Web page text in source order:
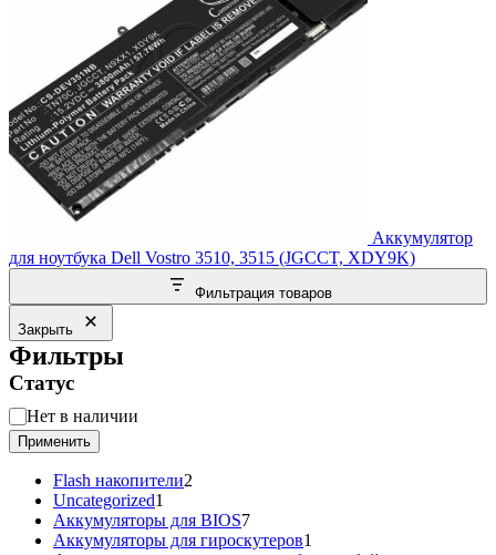
Аккумулятор
для ноутбука Dell Vostro 3510, 3515 (JGCCT, XDY9K)
Фильтрация товаров
Закрыть
Фильтры
Статус
Статус
Нет в наличии
Применить
Flash накопители2
Uncategorized1
товар
Аккумуляторы для BIOS77
товаров
Аккумуляторы для гироскутеров1